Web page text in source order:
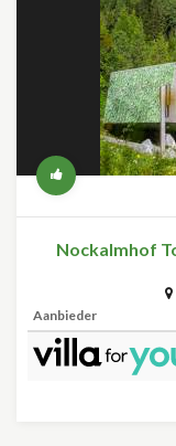
Nockalmhof
Aanbieder